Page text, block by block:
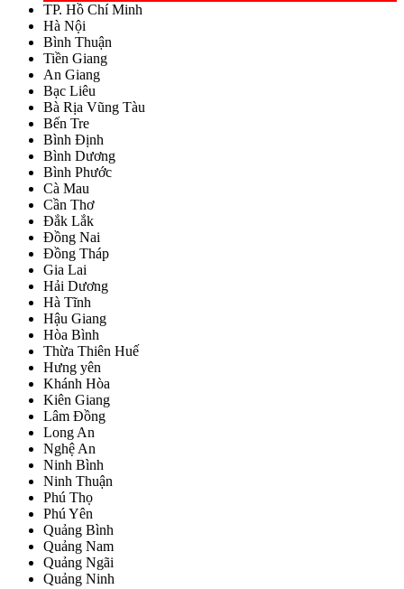
TP. Hồ Chí Minh
Hà Nội
Bình Thuận
Tiền Giang
An Giang
Bạc Liêu
Bà Rịa Vũng Tàu
Bến Tre
Bình Định
Bình Dương
Bình Phước
Cà Mau
Cần Thơ
Đắk Lắk
Đồng Nai
Đồng Tháp
Gia Lai
Hải Dương
Hà Tĩnh
Hậu Giang
Hòa Bình
Thừa Thiên Huế
Hưng yên
Khánh Hòa
Kiên Giang
Lâm Đồng
Long An
Nghệ An
Ninh Bình
Ninh Thuận
Phú Thọ
Phú Yên
Quảng Bình
Quảng Nam
Quảng Ngãi
Quảng Ninh